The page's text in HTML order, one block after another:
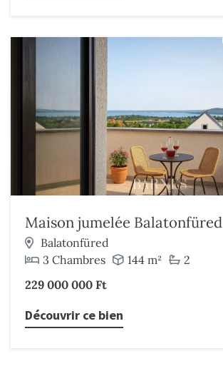
Maison jumelée Balatonfüred
Balatonfüred
3 Chambres
144 m²
2
229 000 000 Ft
Découvrir ce bien